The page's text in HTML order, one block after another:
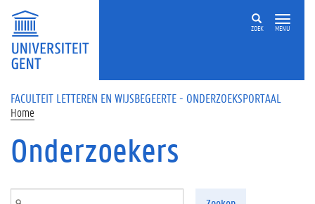
Overslaan en naar de inhoud gaan
ZOEK MENU
FACULTEIT LETTEREN EN WIJSBEGEERTE - ONDERZOEKSPORTAAL
Home
Onderzoekers